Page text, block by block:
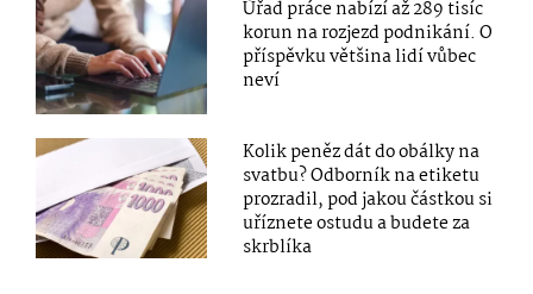
Úřad práce nabízí až 289 tisíc
korun na rozjezd podnikání. O
příspěvku většina lidí vůbec
neví
Kolik peněz dát do obálky na
svatbu? Odborník na etiketu
prozradil, pod jakou částkou si
uříznete ostudu a budete za
skrblíka